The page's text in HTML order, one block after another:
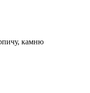
камню